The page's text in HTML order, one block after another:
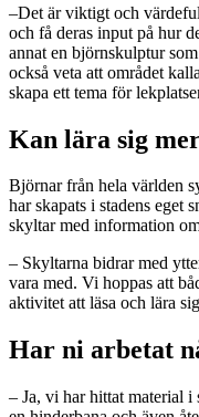
–Det är viktigt och
och få deras input på hur
annat en björnskulptur
också veta att området
skapa ett tema för
Kan lära sig
Björnar från hela världen
har skapats i stadens eget
skyltar med information
– Skyltarna bidrar med
vara med. Vi hoppas att
aktivitet att läsa och lära
Har ni arbetat
– Ja, vi har hittat material